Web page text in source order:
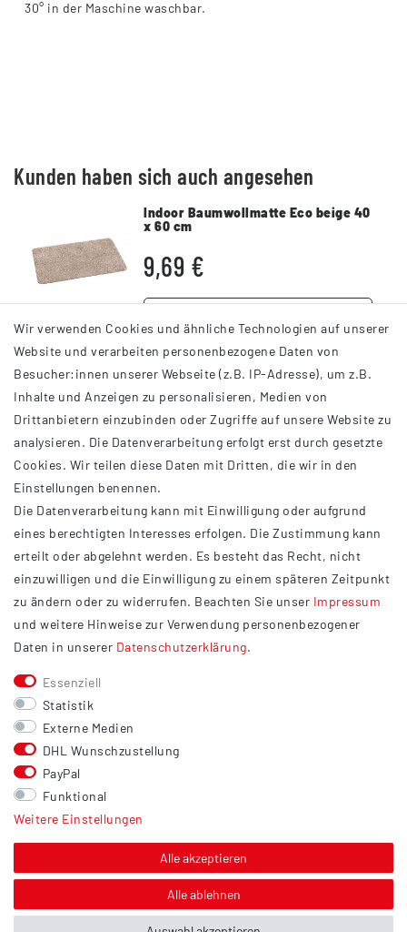
30° in der Maschine waschbar.
Kunden haben sich auch angesehen
Indoor Baumwollmatte Eco beige 40
x 60 cm
9,69 €
INFORMATIONEN
AGB
Impressum
Datenschutzerklärung
Widerrufsrecht
Barrierefreiheit
Service
Kontakt
Versand
Zahlung
Vertrag widerrufen
Sonstiges
Hinweis zur Entsorgung von Altbatterien & Altöl
Über uns
Wir verwenden Cookies und ähnliche Technologien auf unserer
Website und verarbeiten personenbezogene Daten von
Besucher:innen unserer Webseite (z.B. IP-Adresse), um z.B.
Inhalte und Anzeigen zu personalisieren, Medien von
Drittanbietern einzubinden oder Zugriffe auf unsere Website zu
analysieren. Die Datenverarbeitung erfolgt erst durch gesetzte
Cookies. Wir teilen diese Daten mit Dritten, die wir in den
Einstellungen benennen.
Die Datenverarbeitung kann mit Einwilligung oder aufgrund
eines berechtigten Interesses erfolgen. Die Zustimmung kann
erteilt oder abgelehnt werden. Es besteht das Recht, nicht
einzuwilligen und die Einwilligung zu einem späteren Zeitpunkt
zu ändern oder zu widerrufen. Beachten Sie unser Impressum
und weitere Hinweise zur Verwendung personenbezogener
Daten in unserer Daten­schutz­erklärung.
Essenziell
Statistik
Externe Medien
DHL Wunschzustellung
PayPal
Funktional
Weitere Einstellungen
Alle akzeptieren
Alle ablehnen